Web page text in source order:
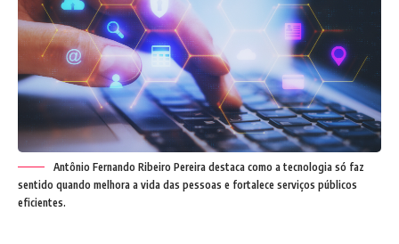
Antônio Fernando Ribeiro Pereira destaca como a tecnologia só faz
sentido quando melhora a vida das pessoas e fortalece serviços públicos
eficientes.